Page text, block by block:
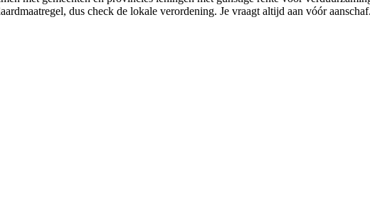
dus check de lokale verordening. Je vraagt altijd aan vóór aanschaf.